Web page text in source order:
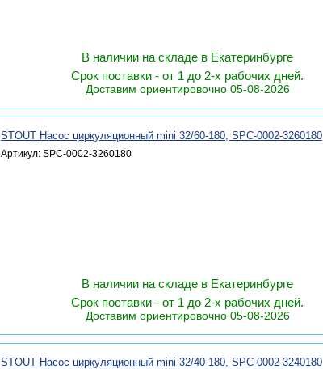
В наличии на складе в Екатеринбурге
Срок поставки - от 1 до 2-х рабочих дней.
Доставим ориентировочно 05-08-2026
STOUT Насос циркуляционный mini 32/60-180, SPC-0002-3260180
Артикул: SPC-0002-3260180
В наличии на складе в Екатеринбурге
Срок поставки - от 1 до 2-х рабочих дней.
Доставим ориентировочно 05-08-2026
STOUT Насос циркуляционный mini 32/40-180, SPC-0002-3240180